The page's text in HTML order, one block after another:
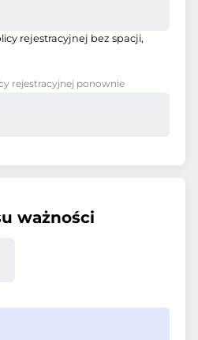
rejestracyjnej bez spacji,
rejestracyjnej ponownie
ważności